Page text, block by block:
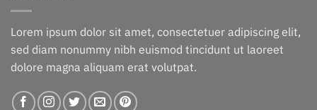
Lorem ipsum dolor sit amet, consectetuer adipiscing elit,
sed diam nonummy nibh euismod tincidunt ut laoreet
dolore magna aliquam erat volutpat.